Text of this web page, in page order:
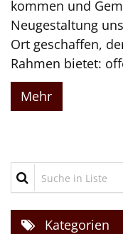
kommen und
Neugestaltung
Ort geschaffen,
Rahmen bietet:
Mehr
Suche in Liste
Kategorien